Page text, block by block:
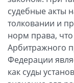
судебные акты
толковании и
норм права, что
Арбитражного
Федерации
как суды